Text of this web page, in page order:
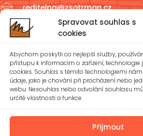
Spravovat souhlas s
cookies
Abychom poskytli co nejlepší služby,
přístupu k informacím o zařízení, technologie
cookies. Souhlas s těmito technologiemi
údaje, jako je chování při procházení nebo
webu. Nesouhlas nebo odvolání souhlasu
určité vlastnosti a funkce.
Přijmout
reditelna@zsotrman.cz
Školní jídelna a školní družina
ŠD: +420 577 926 720
reditelna@zsotrman.cz
Zásady cookies (EU)
Ochrana osobních údajů